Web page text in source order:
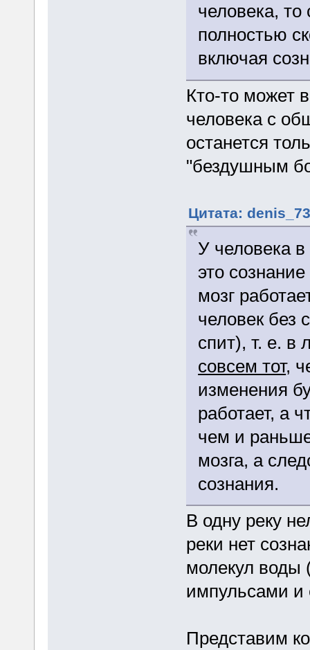
человека, то
полностью
включая
Кто-то может
человека с
останется
"бездушным
Цитата:
У человека
это
мозг
человек без
спит), т. е.
совсем тот,
изменения
работает, а
чем и
мозга, а
сознания.
В одну реку
реки нет
молекул воды
импульсами и
Представим